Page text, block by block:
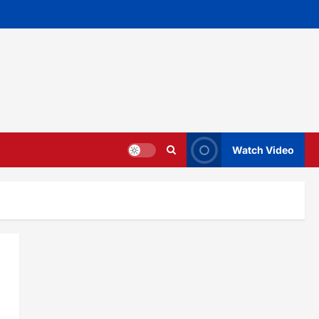
Watch Video